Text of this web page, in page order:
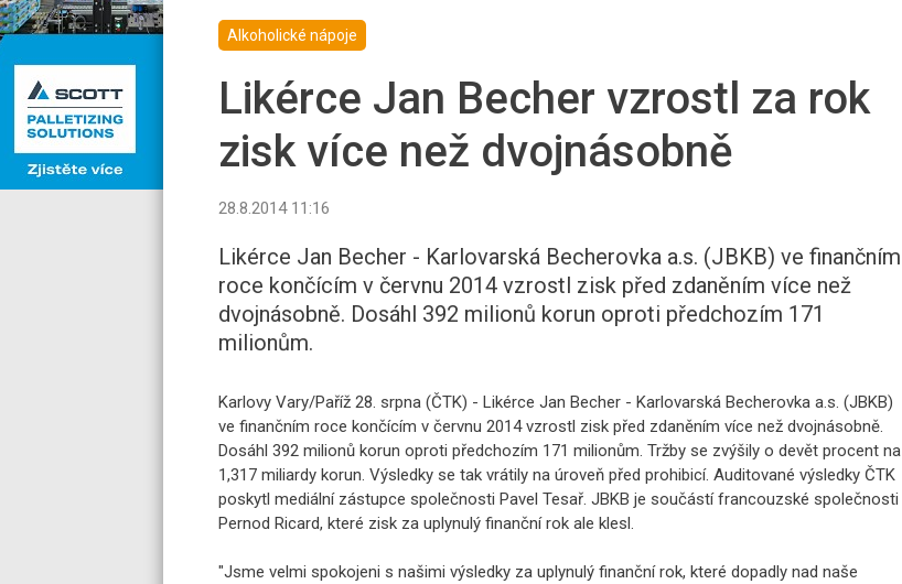
Alkoholické nápoje
Likérce Jan Becher vzrostl za rok
zisk více než dvojnásobně
28.8.2014 11:16
Likérce Jan Becher - Karlovarská Becherovka a.s. (JBKB) ve finančním
roce končícím v červnu 2014 vzrostl zisk před zdaněním více než
dvojnásobně. Dosáhl 392 milionů korun oproti předchozím 171
milionům.
Karlovy Vary/Paříž 28. srpna (ČTK) - Likérce Jan Becher - Karlovarská Becherovka a.s. (JBKB)
ve finančním roce končícím v červnu 2014 vzrostl zisk před zdaněním více než dvojnásobně.
Dosáhl 392 milionů korun oproti předchozím 171 milionům. Tržby se zvýšily o devět procent na
1,317 miliardy korun. Výsledky se tak vrátily na úroveň před prohibicí. Auditované výsledky ČTK
poskytl mediální zástupce společnosti Pavel Tesař. JBKB je součástí francouzské společnosti
Pernod Ricard, které zisk za uplynulý finanční rok ale klesl.
"Jsme velmi spokojeni s našimi výsledky za uplynulý finanční rok, které dopadly nad naše